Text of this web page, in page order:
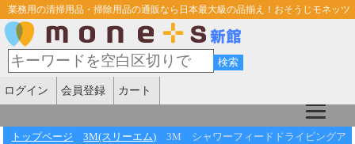
業務用の清掃用品・掃除用品の通販なら日本最大級の品揃え！おそうじモネッツ
ログイン 会員登録 カート
トップページ 3M(スリーエム)
3M シャワーフィードドライビングア